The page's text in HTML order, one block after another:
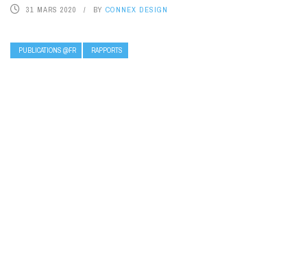
31 MARS 2020 BY CONNEX DESIGN
PUBLICATIONS @FR RAPPORTS